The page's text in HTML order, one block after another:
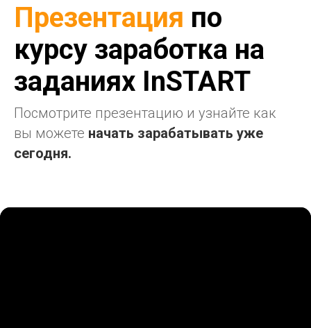
Презентация по
курсу заработка на
заданиях InSTART
Посмотрите презентацию и узнайте как
вы можете начать зарабатывать уже
сегодня.